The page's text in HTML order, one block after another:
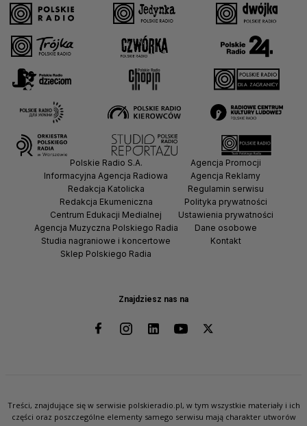
Znajdziesz nas na
Polskie Radio S.A.
Informacyjna Agencja Radiowa
Redakcja Katolicka
Redakcja Ekumeniczna
Centrum Edukacji Medialnej
Agencja Muzyczna Polskiego Radia
Studia nagraniowe i koncertowe
Sklep Polskiego Radia
Agencja Promocji
Agencja Reklamy
Regulamin serwisu
Polityka prywatności
Ustawienia prywatności
Dane osobowe
Kontakt
Treści, znajdujące się w serwisie polskieradio.pl, w tym wszystkie materiały i ich
części oraz poszczególne elementy samego serwisu mają charakter utworów